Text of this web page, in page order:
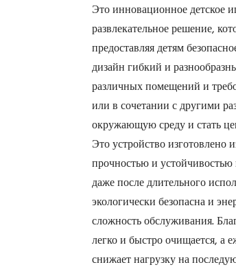
Это инновационное детское
развлекательное решение,
предоставляя детям
дизайн гибкий и
различных помещений и
или в сочетании с другими
окружающую среду и стать
Это устройство изготовлено
прочностью и устойчивостью
даже после длительного
экологически безопасна и
сложность обслуживания.
легко и быстро очищается, а
снижает нагрузку на